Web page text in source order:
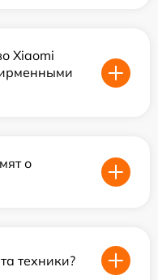
Xiaomi
о
техники?